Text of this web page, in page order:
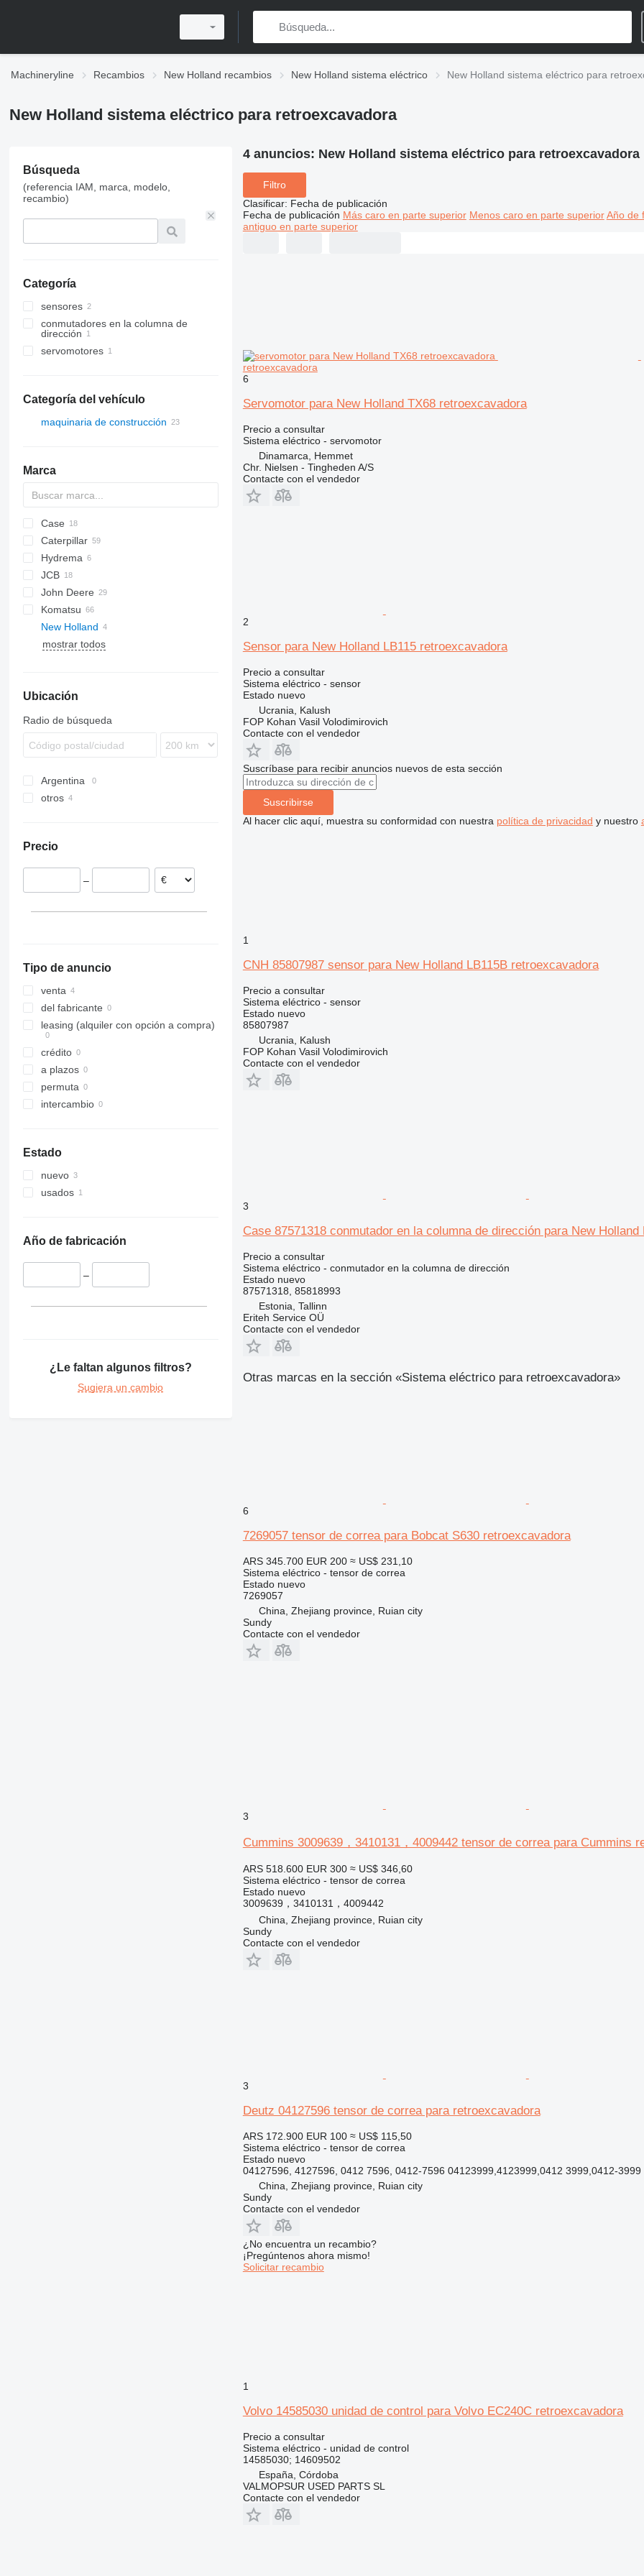
Machineryline Recambios New Holland recambios New Holland sistema eléctrico New Holland sistema eléctrico para
New Holland sistema eléctrico para retroexcavadora
Búsqueda
(referencia IAM, marca, modelo,
recambio)
Categoría
sensores
conmutadores en la columna de
dirección
servomotores
Categoría del vehículo
maquinaria de construcción
Marca
S series
Case
570
580
590
695
SR
Caterpillar
416
420
422
426
428
430
760
ZX
Hydrema
806
906
JCB
1CX
2CX
3CX
4CX
John Deere
310 J
310 K
310S K
Komatsu
PC
WB
50
New Holland
B-series
LB 115
TX68
BLC
mostrar todos
Ubicación
Radio de búsqueda
Argentina
otros
Precio
–
Tipo de anuncio
venta
del fabricante
leasing (alquiler con opción a compra)
crédito
a plazos
permuta
intercambio
Estado
nuevo
usados
Año de fabricación
–
¿Le faltan algunos filtros?
Sugiera un cambio
4 anuncios: New Holland sistema eléctrico para retroexcavadora
Filtro
Clasificar: Fecha de publicación
Fecha de publicación Más caro en parte superior Menos caro en parte superior Año de
antiguo en parte superior
retroexcavadora
6
Servomotor para New Holland TX68 retroexcavadora
Precio a consultar
Sistema eléctrico - servomotor
Dinamarca, Hemmet
Chr. Nielsen - Tingheden A/S
Contacte con el vendedor
2
Sensor para New Holland LB115 retroexcavadora
Precio a consultar
Sistema eléctrico - sensor
Estadonuevo
Ucrania, Kalush
FOP Kohan Vasil Volodimirovich
Contacte con el vendedor
Suscríbase para recibir anuncios nuevos de esta sección
Suscribirse
Al hacer clic aquí, muestra su conformidad con nuestra política de privacidad y nuestro
1
CNH 85807987 sensor para New Holland LB115B retroexcavadora
Precio a consultar
Sistema eléctrico - sensor
Estadonuevo
85807987
Ucrania, Kalush
FOP Kohan Vasil Volodimirovich
Contacte con el vendedor
3
Case 87571318 conmutador en la columna de dirección para New
Precio a consultar
Sistema eléctrico - conmutador en la columna de dirección
Estadonuevo
87571318, 85818993
Estonia, Tallinn
Eriteh Service OÜ
Contacte con el vendedor
Otras marcas en la sección «Sistema eléctrico para retroexcavadora»
6
7269057 tensor de correa para Bobcat S630 retroexcavadora
ARS 345.700 EUR 200 ≈ US$ 231,10
Sistema eléctrico - tensor de correa
Estadonuevo
7269057
China, Zhejiang province, Ruian city
Sundy
Contacte con el vendedor
3
Cummins 3009639，3410131，4009442 tensor de correa para Cummins
ARS 518.600 EUR 300 ≈ US$ 346,60
Sistema eléctrico - tensor de correa
Estadonuevo
3009639，3410131，4009442
China, Zhejiang province, Ruian city
Sundy
Contacte con el vendedor
3
Deutz 04127596 tensor de correa para retroexcavadora
ARS 172.900 EUR 100 ≈ US$ 115,50
Sistema eléctrico - tensor de correa
Estadonuevo
04127596, 4127596, 0412 7596, 0412-7596 04123999,4123999,0412 3999,0412-3999
China, Zhejiang province, Ruian city
Sundy
Contacte con el vendedor
¿No encuentra un recambio?
¡Pregúntenos ahora mismo!
Solicitar recambio
1
Volvo 14585030 unidad de control para Volvo EC240C retroexcavadora
Precio a consultar
Sistema eléctrico - unidad de control
14585030; 14609502
España, Córdoba
VALMOPSUR USED PARTS SL
Contacte con el vendedor